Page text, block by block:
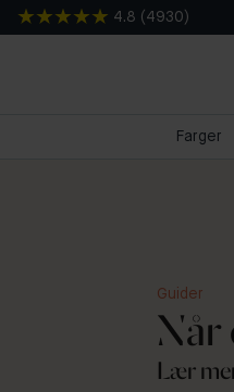
4.8 ( 4930 )
Farger
Guider
Når
Lær